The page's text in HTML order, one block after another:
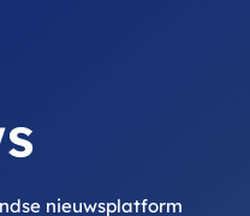
nieuwsplatform